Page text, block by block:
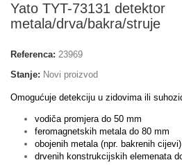
Yato TYT-73131 detektor
metala/drva/bakra/struje
Referenca: 23969
Stanje: Novi proizvod
Omogućuje detekciju u zidovima ili
vodiča promjera do 50 mm
feromagnetskih metala do 80 mm
obojenih metala (npr. bakrenih
drvenih konstrukcijskih elemenata